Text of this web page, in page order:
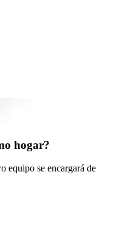
hogar?
equipo se encargará de